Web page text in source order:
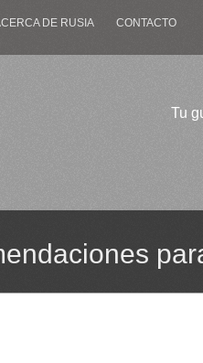
DE RUSIA CONTACTO
Tu